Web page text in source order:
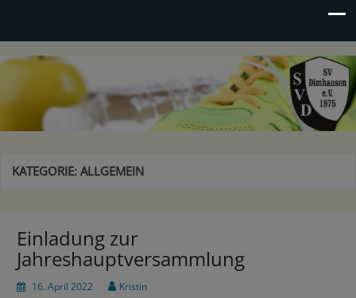
SV Dimhausen e.V.
Sportverein seit 1975
KATEGORIE:ALLGEMEIN
Einladung zur
Jahreshauptversammlung
16. April 2022 Kristin